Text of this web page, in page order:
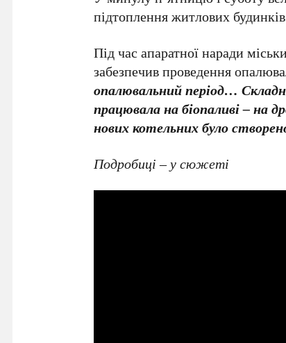
підтоплення житлових
Під час апаратної наради
забезпечив проведення
опалювальний період…
працювала на біопаливі – на
нових котельних було
Подробиці – у сюжеті